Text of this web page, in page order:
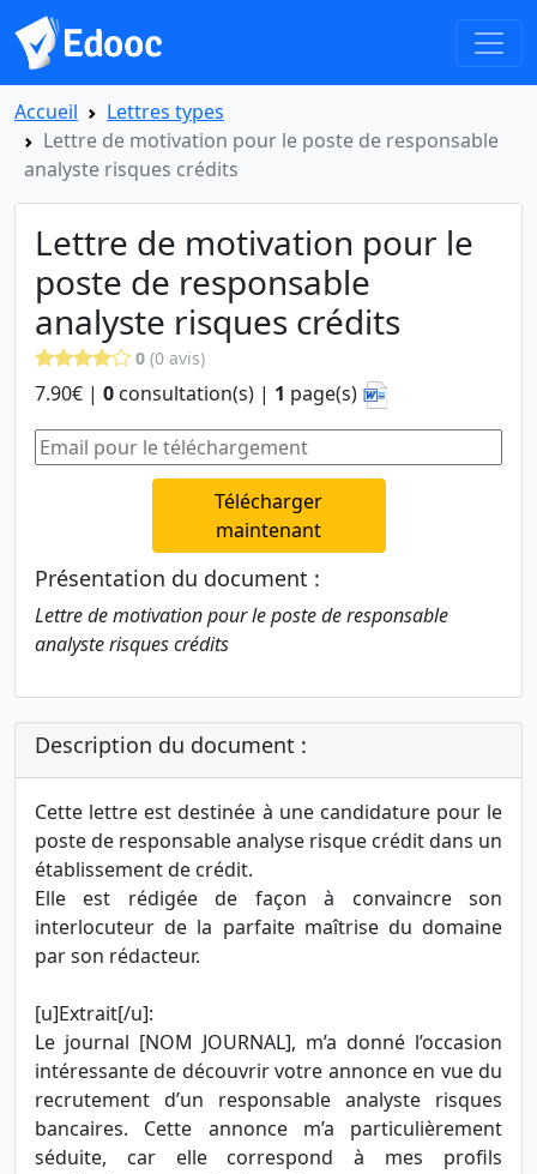
Accueil
Lettres types
Lettre de motivation pour le poste de responsable
analyste risques crédits
Lettre de motivation pour le
poste de responsable
analyste risques crédits
0 (0 avis)
7.90€ | 0 consultation(s) | 1 page(s)
Télécharger
maintenant
Présentation du document :
Lettre de motivation pour le poste de responsable
analyste risques crédits
Description du document :
Cette lettre est destinée à une candidature pour le
poste de responsable analyse risque crédit dans un
établissement de crédit.
Elle est rédigée de façon à convaincre son
interlocuteur de la parfaite maîtrise du domaine
par son rédacteur.
[u]Extrait[/u]:
Le journal [NOM JOURNAL], m’a donné l’occasion
intéressante de découvrir votre annonce en vue du
recrutement d’un responsable analyste risques
bancaires. Cette annonce m’a particulièrement
séduite, car elle correspond à mes profils